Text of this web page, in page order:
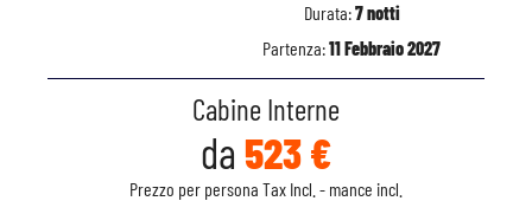
Durata:7 notti
Partenza:11 Febbraio 2027
Cabine Interne
da 523 €
Prezzo per persona Tax Incl. - mance incl.